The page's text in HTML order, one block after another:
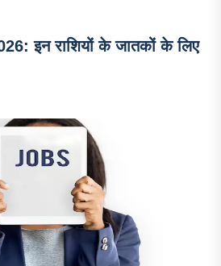
इन राशियों के जातकों के लिए